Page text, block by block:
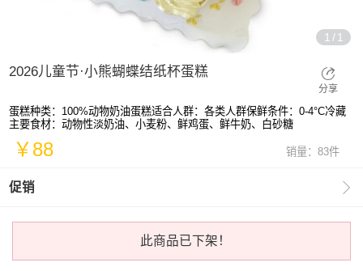
1 / 1
2026儿童节·小熊蝴蝶结纸杯蛋糕
分享
蛋糕种类：100%动物奶油蛋糕适合人群：各类人群保鲜条件：0-4°C冷藏
主要食材：动物性淡奶油、小麦粉、鲜鸡蛋、鲜牛奶、白砂糖
￥88 销量：83件
促销 
此商品已下架！